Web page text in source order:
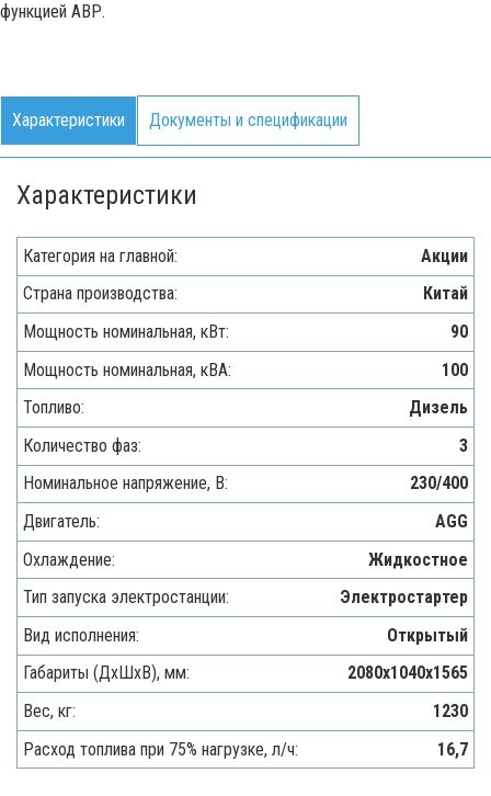
функцией АВР.
Характеристики Документы и спецификации
Характеристики
Категория на главной:
Акции
Страна производства:
Китай
Мощность номинальная, кВт:
90
Мощность номинальная, кВА:
100
Топливо:
Дизель
Количество фаз:
3
Номинальное напряжение, В:
230/400
Двигатель:
AGG
Охлаждение:
Жидкостное
Тип запуска электростанции:
Электростартер
Вид исполнения:
Открытый
Габариты (ДхШхВ), мм:
2080х1040х1565
Вес, кг:
1230
Расход топлива при 75% нагрузке, л/ч:
16,7